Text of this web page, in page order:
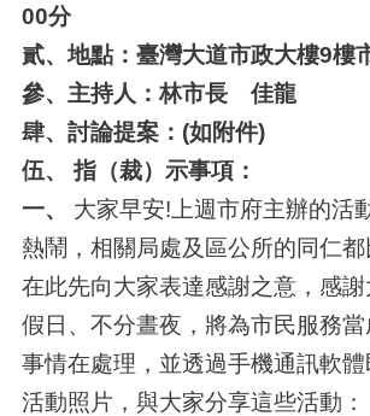
00分
貳、地點：臺灣大道市政大樓9樓
參、主持人：林市長 佳龍
肆、討論提案：(如附件)
伍、 指（裁）示事項：
一、
大家早安!上週市府主辦的活
熱鬧，相關局處及區公所的同仁都
在此先向大家表達感謝之意，感
假日、不分晝夜，將為市民服務
事情在處理，並透過手機通訊軟
活動照片，與大家分享這些活動：